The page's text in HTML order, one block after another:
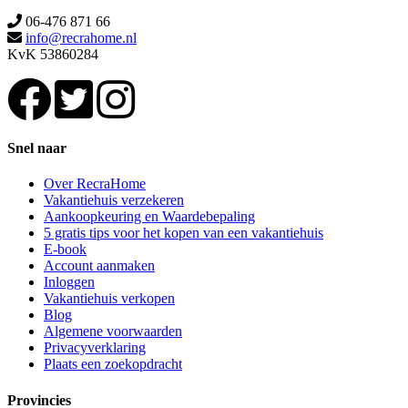
06-476 871 66
info@recrahome.nl
KvK 53860284
Snel naar
Over RecraHome
Vakantiehuis verzekeren
Aankoopkeuring en Waardebepaling
5 gratis tips voor het kopen van een vakantiehuis
E-book
Account aanmaken
Inloggen
Vakantiehuis verkopen
Blog
Algemene voorwaarden
Privacyverklaring
Plaats een zoekopdracht
Provincies